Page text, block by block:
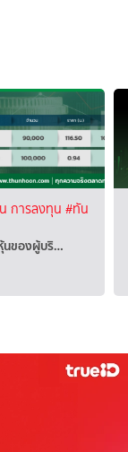
การลงทุน #ทัน
นของผู้บริ…